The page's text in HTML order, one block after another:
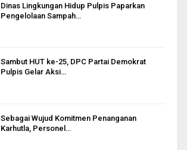
Dinas Lingkungan Hidup Pulpis Paparkan
Pengelolaan Sampah…
Sambut HUT ke-25, DPC Partai Demokrat
Pulpis Gelar Aksi…
Sebagai Wujud Komitmen Penanganan
Karhutla, Personel…